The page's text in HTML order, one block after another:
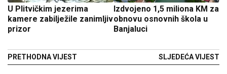
U Plitvičkim jezerima
kamere zabilježile zanimljiv
prizor
PRETHODNA VIJEST
Izdvojeno 1,5 miliona KM za
obnovu osnovnih škola u
Banjaluci
SLJEDEĆA VIJEST